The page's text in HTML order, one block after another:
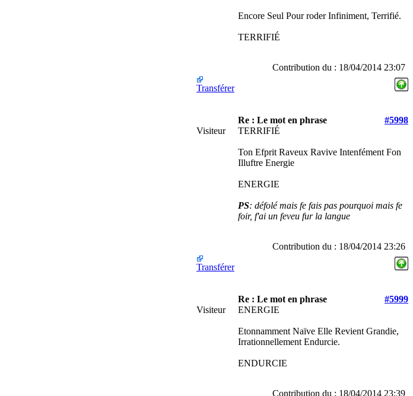
Encore Seul Pour roder Infiniment, Terrifié.
TERRIFIÉ
Contribution du : 18/04/2014 23:07
Transférer
Re : Le mot en phrase
#5998
Visiteur
TERRIFIÉ
Ton Efprit Raveux Ravive Intenfément Fon
Illuftre Energie
ENERGIE
PS: défolé mais fe fais pas pourquoi mais fe
foir, f'ai un feveu fur la langue
Contribution du : 18/04/2014 23:26
Transférer
Re : Le mot en phrase
#5999
Visiteur
ENERGIE
Etonnamment Naïve Elle Revient Grandie,
Irrationnellement Endurcie.
ENDURCIE
Contribution du : 18/04/2014 23:39